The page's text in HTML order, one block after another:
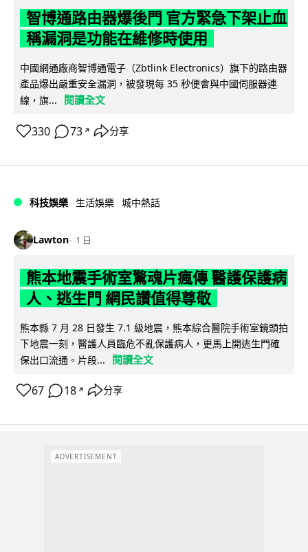
智博通路由器爆後門 官方緊急下架止血
稱漏洞是功能在維修時使用
中國網通廠商智博通電子（Zbtlink Electronics）旗下的路由器
產品爆出嚴重安全漏洞，被發現每 35 秒便會與中國伺服器連
線，旗...
閱讀全文
330 73 ↗ 分享
科技娛樂 生活娛樂 城中熱話
Lawton 1 日
熊本地震手術室驚魂片瘋傳 醫護保護病
人、逃生門 網民讚值得尊敬
熊本縣 7 月 28 日發生 7.1 級地震，熊本綜合醫院手術室鏡頭拍
下地震一刻，醫護人員臨危不亂保護病人，更馬上開逃生門確
保出口流通。片段...
閱讀全文
67 18 ↗ 分享
ADVERTISEMENT